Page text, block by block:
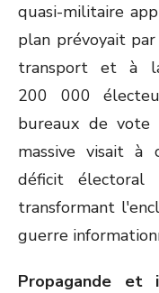
quasi-militaire
plan prévoyait
transport et à
200 000
bureaux de vote
massive visait à
déficit électoral
transformant
guerre
Propagande